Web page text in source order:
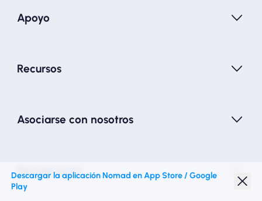
Apoyo
Recursos
Asociarse con nosotros
Nomad esim
Descargar la aplicación Nomad en App Store / Google
Play